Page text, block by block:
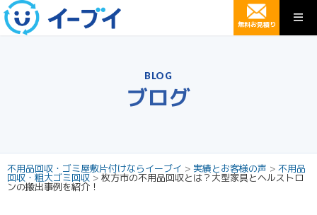
無料お見積り
BLOG
ブログ
不用品回収・ゴミ屋敷片付けならイーブイ > 実績とお客様の声 > 不用品
回収・粗大ゴミ回収 > 枚方市の不用品回収とは？大型家具とヘルストロ
ンの搬出事例を紹介！